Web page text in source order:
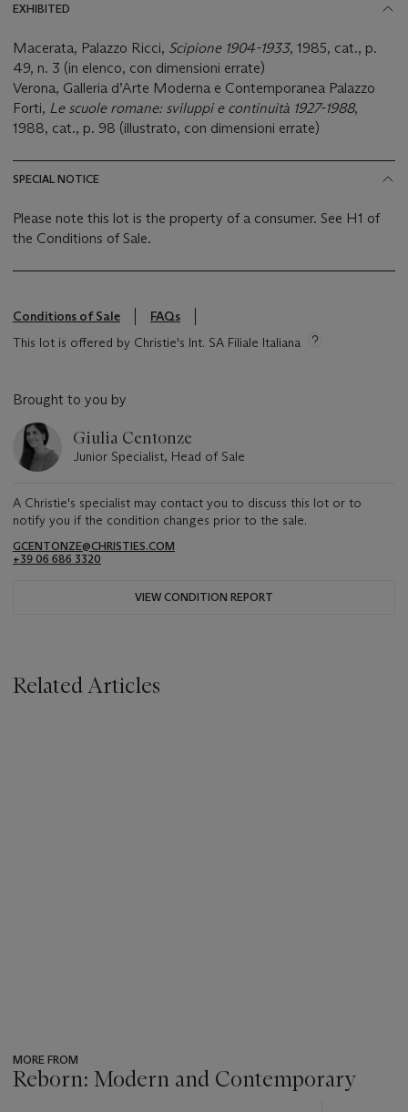
EXHIBITED
Macerata, Palazzo Ricci, Scipione 1904-1933, 1985, cat., p.
49, n. 3 (in elenco, con dimensioni errate)
Verona, Galleria d’Arte Moderna e Contemporanea Palazzo
Forti, Le scuole romane: sviluppi e continuità 1927-1988,
1988, cat., p. 98 (illustrato, con dimensioni errate)
SPECIAL NOTICE
Please note this lot is the property of a consumer. See H1 of
the Conditions of Sale.
Conditions of Sale
FAQs
This lot is offered by Christie's Int. SA Filiale Italiana
Brought to you by
Giulia Centonze
Junior Specialist, Head of Sale
A Christie's specialist may contact you to discuss this lot or to
notify you if the condition changes prior to the sale.
GCENTONZE@CHRISTIES.COM
+39 06 686 3320
VIEW CONDITION REPORT
Related Articles
MORE FROM
Reborn: Modern and Contemporary